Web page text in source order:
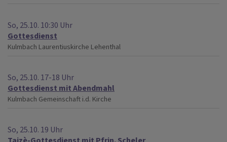
So, 25.10. 10:30 Uhr
Gottesdienst
Kulmbach Laurentiuskirche Lehenthal
So, 25.10. 17-18 Uhr
Gottesdienst mit Abendmahl
Kulmbach Gemeinschaft i.d. Kirche
So, 25.10. 19 Uhr